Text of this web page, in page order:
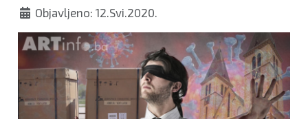
Objavljeno: 12.Svi.2020.